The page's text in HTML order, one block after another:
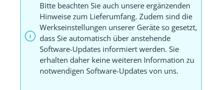
Bitte beachten Sie auch unsere ergänzenden
Hinweise zum Lieferumfang. Zudem sind die
Werkseinstellungen unserer Geräte so gesetzt,
dass Sie automatisch über anstehende
Software-Updates informiert werden. Sie
erhalten daher keine weiteren Information zu
notwendigen Software-Updates von uns.